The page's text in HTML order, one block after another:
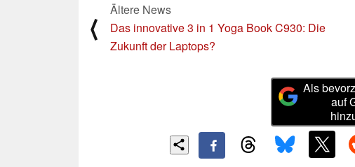
⟨
Ältere News
Das innovative 3 in 1 Yoga Book C930: Die
Zukunft der Laptops?
Als
auf